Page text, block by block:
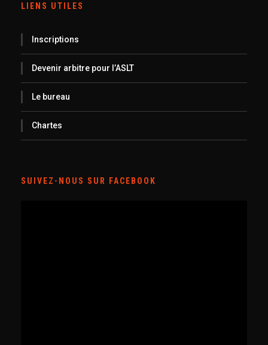
LIENS UTILES
Inscriptions
Devenir arbitre pour l’ASLT
Le bureau
Chartes
SUIVEZ-NOUS SUR FACEBOOK